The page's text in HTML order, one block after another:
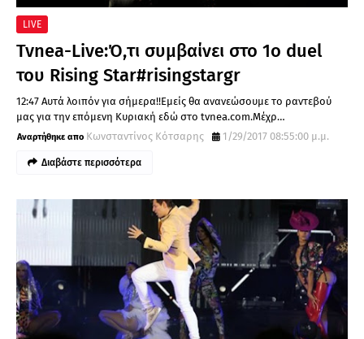
LIVE
Tvnea-Live:Ό,τι συμβαίνει στο 1ο duel
του Rising Star#risingstargr
12:47 Αυτά λοιπόν για σήμερα!!Εμείς θα ανανεώσουμε το ραντεβού
μας για την επόμενη Κυριακή εδώ στο tvnea.com.Μέχρ…
Κωνσταντίνος Κότσαρης
1/29/2017 08:55:00 μ.μ.
Διαβάστε περισσότερα